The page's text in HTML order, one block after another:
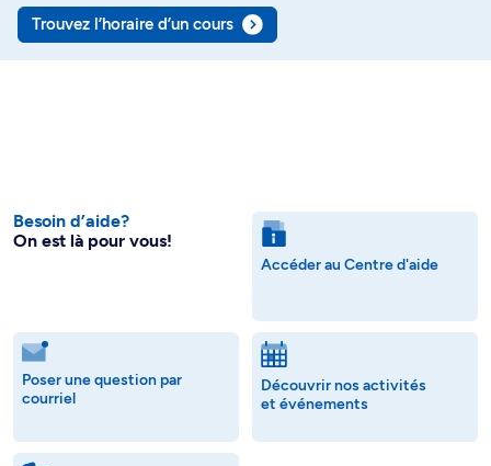
Trouvez l’horaire d’un cours
Besoin d’aide?
On est là pour vous!
Accéder au Centre d'aide
Poser une question par
courriel
Découvrir nos activités
et événements